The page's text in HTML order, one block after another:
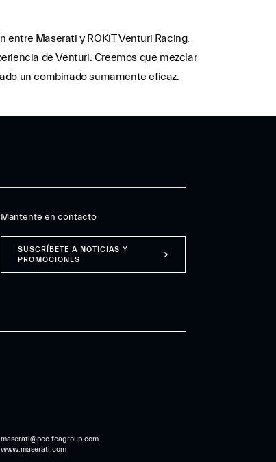
Maserati y ROKiT Venturi Racing,
de Venturi. Creemos que mezclar
un combinado sumamente eficaz.
Mantente en contacto
SUSCRÍBETE A NOTICIAS Y
PROMOCIONES
maserati@pec.fcagroup.com
www.maserati.com